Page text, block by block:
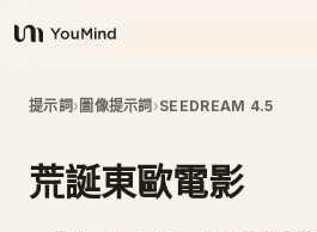
YouMind
概覽
使用案例
提示詞› 圖像提示詞 ›SEEDREAM 4.5
荒誕東歐電影